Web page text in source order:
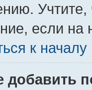
Учтите,
если на
к началу
добавить